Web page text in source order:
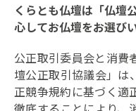
くらとも仏壇は「仏壇
心してお仏壇をお選び
公正取引委員会と消費
壇公正取引協議会」は
正競争規約に基づく適